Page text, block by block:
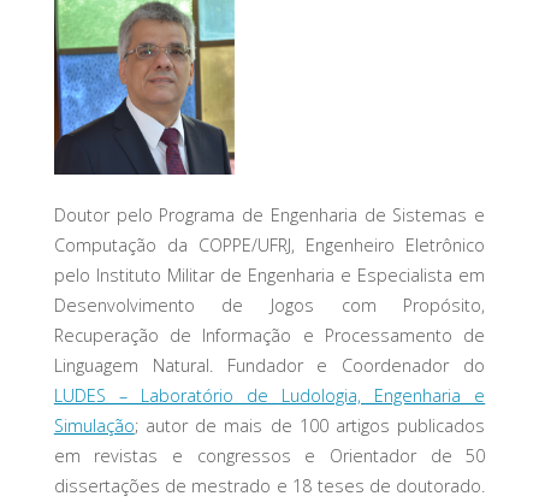
Doutor pelo Programa de Engenharia de Sistemas e
Computação da COPPE/UFRJ, Engenheiro Eletrônico
pelo Instituto Militar de Engenharia e Especialista em
Desenvolvimento de Jogos com Propósito,
Recuperação de Informação e Processamento de
Linguagem Natural. Fundador e Coordenador do
LUDES – Laboratório de Ludologia, Engenharia e
Simulação; autor de mais de 100 artigos publicados
em revistas e congressos e Orientador de 50
dissertações de mestrado e 18 teses de doutorado.